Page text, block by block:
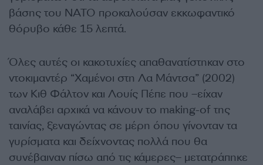
βάσης του ΝΑΤΟ προκαλούσαν εκκωφαντικό
θόρυβο κάθε 15 λεπτά.
Όλες αυτές οι κακοτυχίες απαθανατίστηκαν στο
ντοκιμαντέρ “Χαμένοι στη Λα Μάντσα” (2002)
των Κιθ Φάλτον και Λουίς Πέπε που –είχαν
αναλάβει αρχικά να κάνουν το making-of της
ταινίας, ξεναγώντας σε μέρη όπου γίνονταν τα
γυρίσματα και δείχνοντας πολλά που θα
συνέβαιναν πίσω από τις κάμερες– μετατράπηκε